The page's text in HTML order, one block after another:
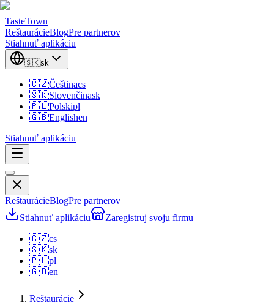
TasteTown
ReštaurácieBlogPre partnerov
Stiahnuť aplikáciu
🇸🇰sk
🇨🇿Češtinacs
🇸🇰Slovenčinask
🇵🇱Polskipl
🇬🇧Englishen
Stiahnuť aplikáciu
ReštaurácieBlogPre partnerov
Stiahnuť aplikáciu
Zaregistruj svoju firmu
🇨🇿cs
🇸🇰sk
🇵🇱pl
🇬🇧en
Reštaurácie